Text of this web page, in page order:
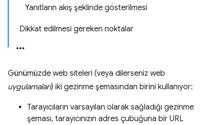
Yanıtların akış şeklinde gösterilmesi
Dikkat edilmesi gereken noktalar
Günümüzde web siteleri (veya dilerseniz web
uygulamaları) iki gezinme şemasından birini kullanıyor:
Tarayıcıların varsayılan olarak sağladığı gezinme
şeması, tarayıcınızın adres çubuğuna bir URL